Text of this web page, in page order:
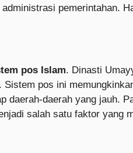
pemerintahan.
pos Islam. Dinasti
pos ini
daerah yang jauh.
salah satu faktor yang